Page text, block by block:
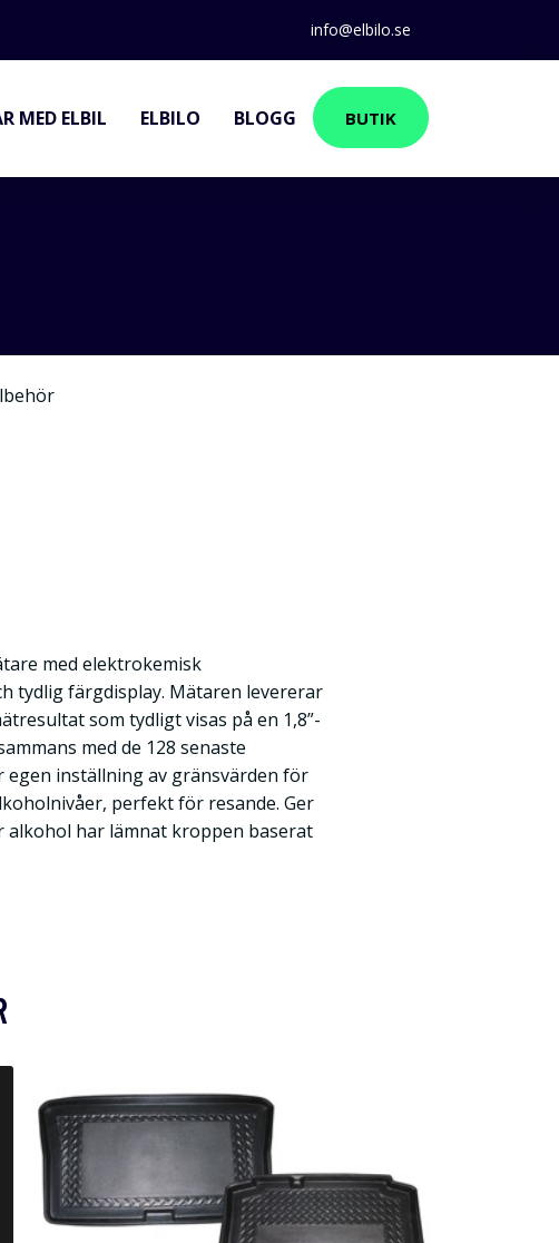
info@elbilo.se
MED ELBIL ELBILO BLOGG BUTIK
med elektrokemisk
tydlig färgdisplay. Mätaren levererar
som tydligt visas på en 1,8”-
med de 128 senaste
egen inställning av gränsvärden för
perfekt för resande. Ger
har lämnat kroppen baserat